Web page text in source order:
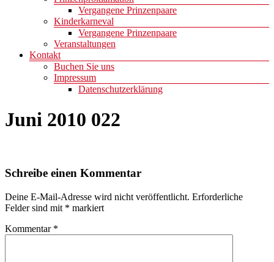
Vergangene Prinzenpaare
Kinderkarneval
Vergangene Prinzenpaare
Veranstaltungen
Kontakt
Buchen Sie uns
Impressum
Datenschutzerklärung
Juni 2010 022
Schreibe einen Kommentar
Deine E-Mail-Adresse wird nicht veröffentlicht. Erforderliche
Felder sind mit * markiert
Kommentar *